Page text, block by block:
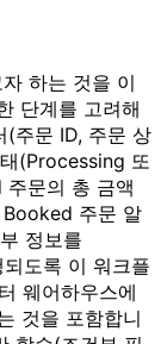
하는 것을 이
단계를 고려해
(주문 ID, 주문 상
(Processing 또
문의 총 금액
주문 알
정보를
도록 이 워크플
웨어하우스에
것을 포함합니